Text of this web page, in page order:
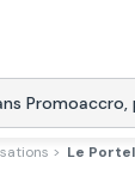
> Le Portel